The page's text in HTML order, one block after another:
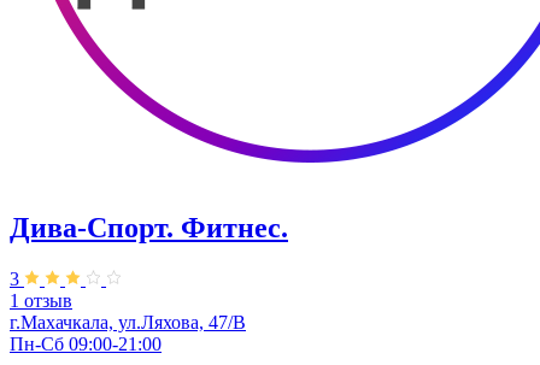
Дива-Спорт. Фитнес.
3
1 отзыв
г.Махачкала, ул.Ляхова, 47/В
Пн-Сб 09:00-21:00